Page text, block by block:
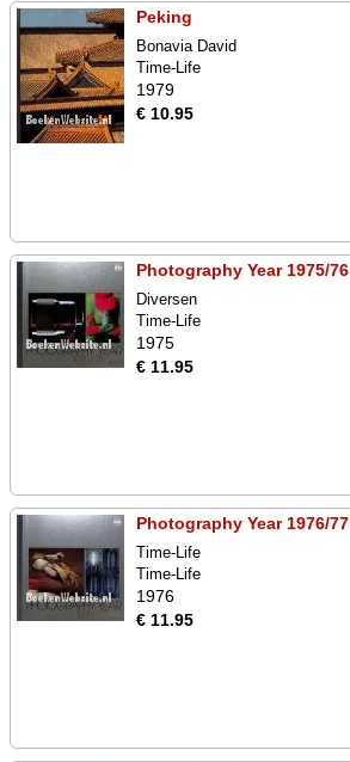
Peking
Bonavia David
Time-Life
1979
€ 10.95
Photography Year 1975/76
Diversen
Time-Life
1975
€ 11.95
Photography Year 1976/77
Time-Life
Time-Life
1976
€ 11.95